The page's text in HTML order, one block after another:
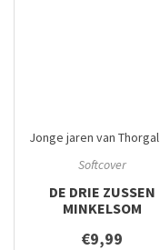
Jonge jaren van Thorgal
Softcover
DE DRIE ZUSSEN
MINKELSOM
€9,99